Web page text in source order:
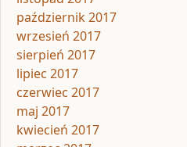
październik 2017
wrzesień 2017
sierpień 2017
lipiec 2017
czerwiec 2017
maj 2017
kwiecień 2017